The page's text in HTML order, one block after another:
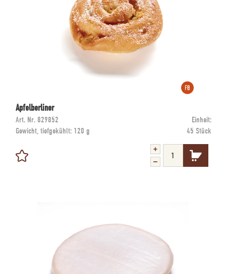
Apfelberliner
Art. Nr. 829852
Einheit:
Gewicht, tiefgekühlt: 120 g 45 Stück